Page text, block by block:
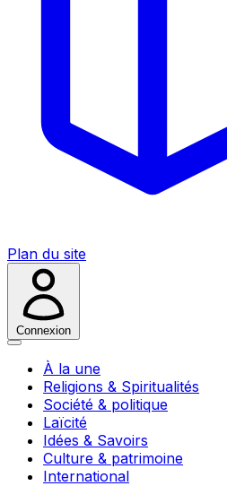
Plan du site
Connexion
À la une
Religions & Spiritualités
Société & politique
Laïcité
Idées & Savoirs
Culture & patrimoine
International